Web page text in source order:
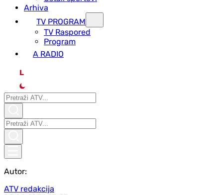
Arhiva
TV PROGRAM
ТV Raspored
Program
A RADIO
L
Autor:
ATV redakcija